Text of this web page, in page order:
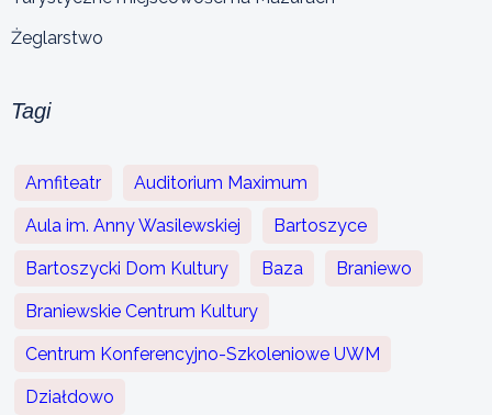
Żeglarstwo
Tagi
Amfiteatr Auditorium Maximum
Aula im. Anny Wasilewskiej Bartoszyce
Bartoszycki Dom Kultury Baza Braniewo
Braniewskie Centrum Kultury
Centrum Konferencyjno-Szkoleniowe UWM
Działdowo